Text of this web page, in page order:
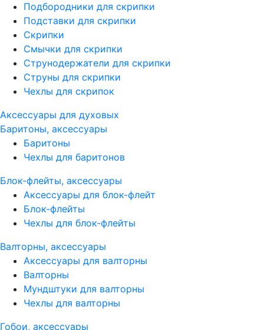
Подбородники для скрипки
Подставки для скрипки
Скрипки
Смычки для скрипки
Струнодержатели для скрипки
Струны для скрипки
Чехлы для скрипок
Аксессуары для духовых
Баритоны, аксессуары
Баритоны
Чехлы для баритонов
Блок-флейты, аксессуары
Аксессуары для блок-флейт
Блок-флейты
Чехлы для блок-флейты
Валторны, аксессуары
Аксессуары для валторны
Валторны
Мундштуки для валторны
Чехлы для валторны
Гобои, аксессуары